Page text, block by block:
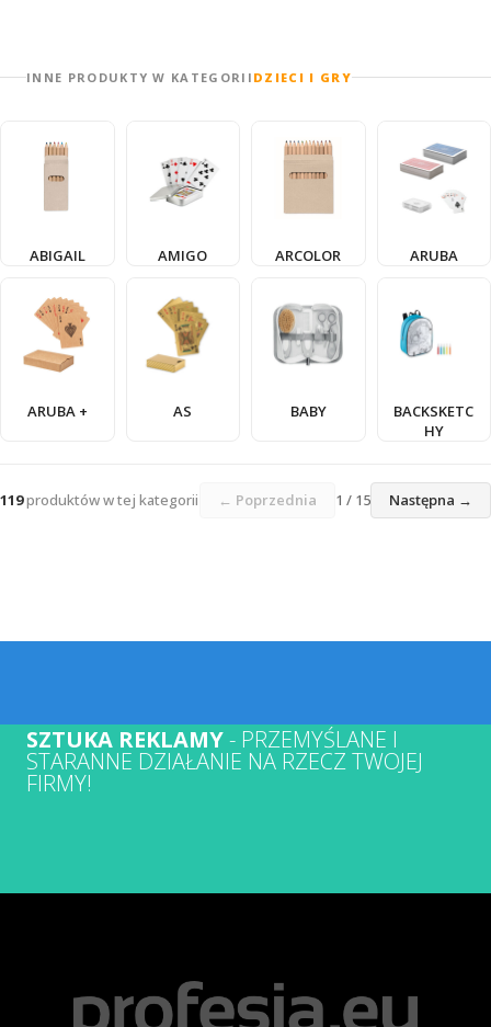
INNE PRODUKTY W KATEGORII DZIECI I GRY
ABIGAIL AMIGO ARCOLOR ARUBA
ARUBA + AS BABY
BACKSKETC
HY
119produktów w tej kategorii ← Poprzednia 1 / 15 Następna →
SZTUKA REKLAMY- PRZEMYŚLANE I
STARANNE DZIAŁANIE NA RZECZ TWOJEJ
FIRMY!